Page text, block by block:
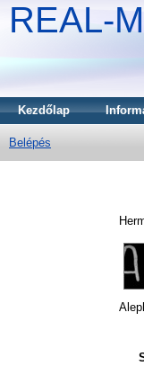
REAL-
Kezdőlap
Belépés